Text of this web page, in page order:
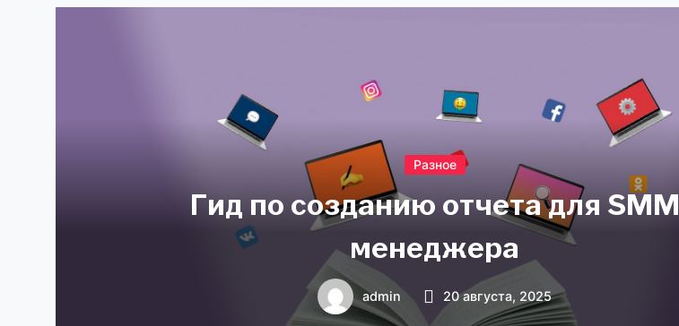
Разное
Гид по созданию отчета для SMM
менеджера
admin 20 августа, 2025